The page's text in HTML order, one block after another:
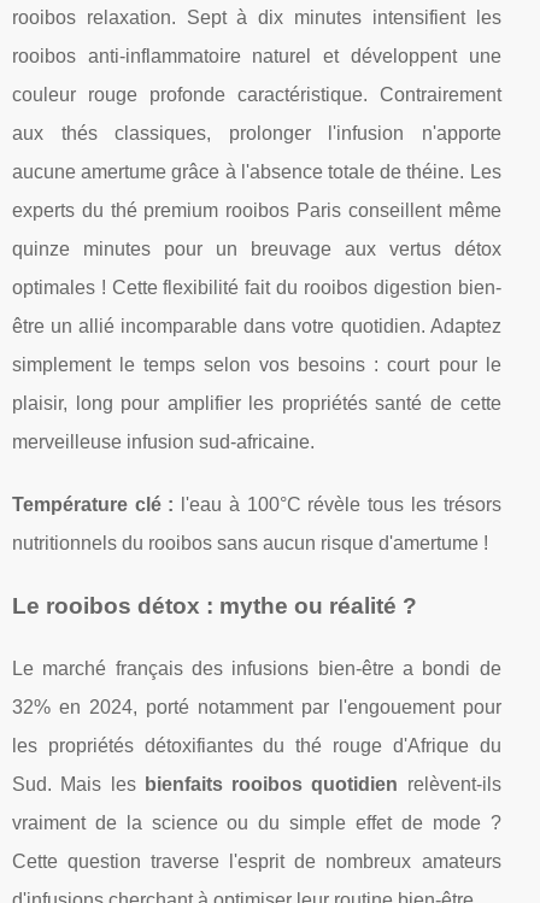
rooibos relaxation. Sept à dix minutes intensifient les
rooibos anti-inflammatoire naturel et développent une
couleur rouge profonde caractéristique. Contrairement
aux thés classiques, prolonger l'infusion n'apporte
aucune amertume grâce à l'absence totale de théine. Les
experts du thé premium rooibos Paris conseillent même
quinze minutes pour un breuvage aux vertus détox
optimales ! Cette flexibilité fait du rooibos digestion bien-
être un allié incomparable dans votre quotidien. Adaptez
simplement le temps selon vos besoins : court pour le
plaisir, long pour amplifier les propriétés santé de cette
merveilleuse infusion sud-africaine.
Température clé : l'eau à 100°C révèle tous les trésors
nutritionnels du rooibos sans aucun risque d'amertume !
Le rooibos détox : mythe ou réalité ?
Le marché français des infusions bien-être a bondi de
32% en 2024, porté notamment par l'engouement pour
les propriétés détoxifiantes du thé rouge d'Afrique du
Sud. Mais les bienfaits rooibos quotidien relèvent-ils
vraiment de la science ou du simple effet de mode ?
Cette question traverse l'esprit de nombreux amateurs